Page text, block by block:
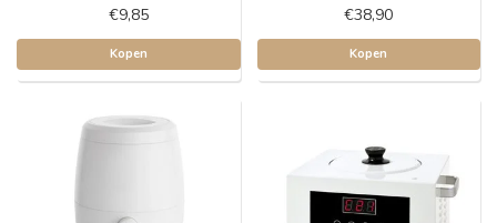
€9,85
Kopen
€38,90
Kopen